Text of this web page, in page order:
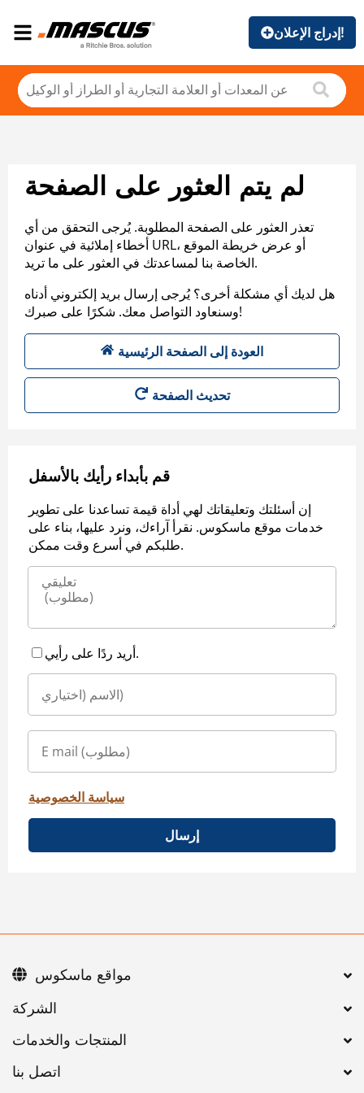
إدراج الإعلان!
لم يتم العثور على الصفحة
تعذر العثور على الصفحة المطلوبة. يُرجى التحقق من أي
أخطاء إملائية في عنوان URL، أو عرض خريطة الموقع
الخاصة بنا لمساعدتك في العثور على ما تريد.
هل لديك أي مشكلة أخرى؟ يُرجى إرسال بريد إلكتروني أدناه
وسنعاود التواصل معك. شكرًا على صبرك!
العودة إلى الصفحة الرئيسية
تحديث الصفحة
قم بأبداء رأيك بالأسفل
إن أسئلتك وتعليقاتك لهي أداة قيمة تساعدنا على تطوير
خدمات موقع ماسكوس. نقرأ آراءك، ونرد عليها، بناء على
طلبكم في أسرع وقت ممكن.
أريد ردًا على رأيي.
سياسة الخصوصية
إرسال
اتصل بنا
مواقع ماسكوس